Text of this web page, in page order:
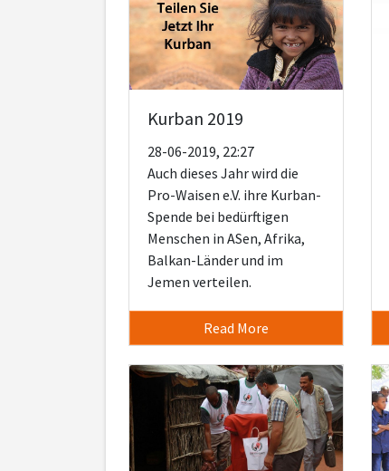
Kurban 2019
28-06-2019, 22:27
Auch dieses Jahr wird die
Pro-Waisen e.V. ihre Kurban-
Spende bei bedürftigen
Menschen in ASen, Afrika,
Balkan-Länder und im
Jemen verteilen.
Read More